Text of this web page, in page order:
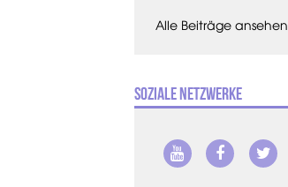
Alle Beiträge ansehen
Soziale Netzwerke